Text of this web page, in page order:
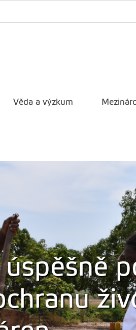
Věda a výzkum